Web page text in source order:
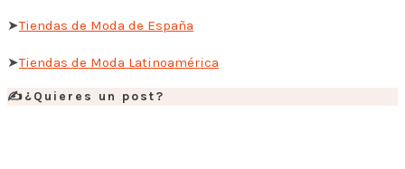
➤Tiendas de Moda de España
➤Tiendas de Moda Latinoamérica
✍️¿Quieres un post?